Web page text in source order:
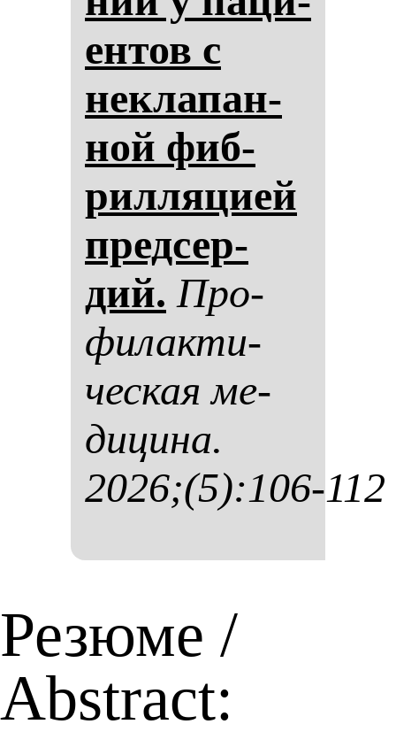
ен­тов с
нек­ла­пан­
ной фиб­
рил­ля­ци­ей
пред­сер­
дий. Про­
фи­лак­ти­
чес­кая ме­
ди­ци­на.
2026;(5):106-112
Резюме /
Abstract: